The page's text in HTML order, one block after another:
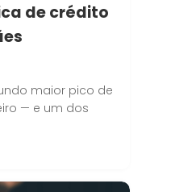
de crédito
maior pico de
— e um dos